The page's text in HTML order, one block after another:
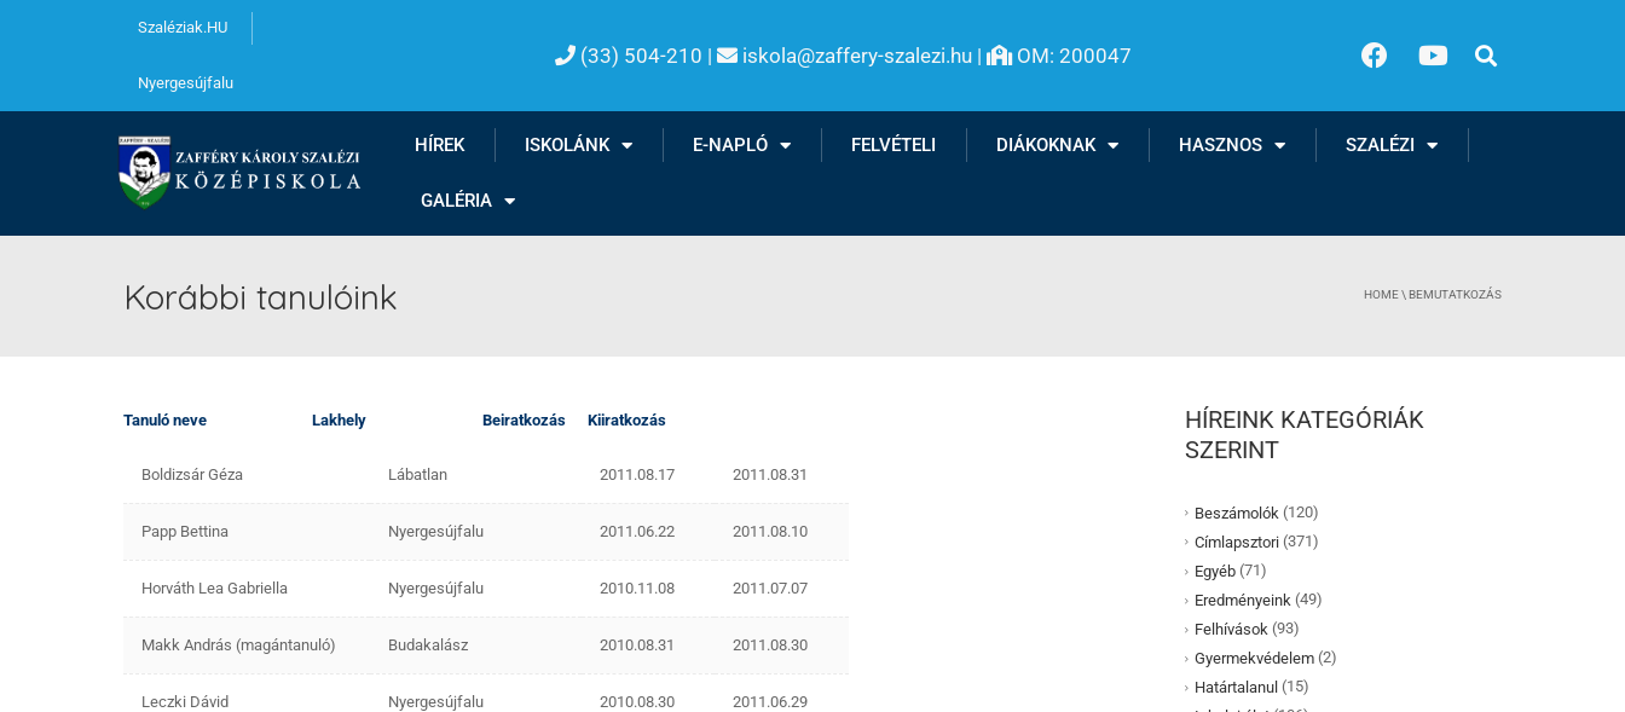
Szaléziak.HU
Nyergesújfalu
(33) 504-210 | iskola@zaffery-szalezi.hu | OM: 200047
HÍREK ISKOLÁNK E-NAPLÓ FELVÉTELI DIÁKOKNAK HASZNOS SZALÉZI
GALÉRIA
Korábbi tanulóink HOME\BEMUTATKOZÁS
Tanuló neve Lakhely Beiratkozás Kiiratkozás
Boldizsár Géza Lábatlan 2011.08.17 2011.08.31
Papp Bettina Nyergesújfalu 2011.06.22 2011.08.10
Horváth Lea Gabriella Nyergesújfalu 2010.11.08 2011.07.07
Makk András (magántanuló) Budakalász 2010.08.31 2011.08.30
Leczki Dávid Nyergesújfalu 2010.08.30 2011.06.29
HÍREINK KATEGÓRIÁK
SZERINT
Beszámolók (120)
Címlapsztori(371)
Egyéb(71)
Eredményeink (49)
Felhívások (93)
Gyermekvédelem(2)
Határtalanul(15)